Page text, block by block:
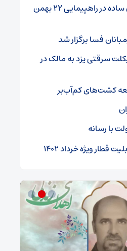
روایت یک پرسش ساده در راهپیمایی ۲۲ بهمن
فسا برگزار شد
سرقتی یزد به مالک در
کشت‌های کم‌آب‌بر
با رسانه
ویژه خرداد ۱۴۰۲